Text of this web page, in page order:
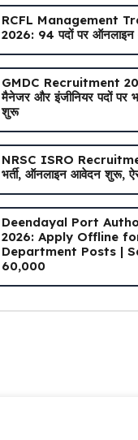
RCFL Management
2026: 94 पदों पर
GMDC Recruitment
मैनेजर और इंजीनियर पदों पर
शुरू
NRSC ISRO
भर्ती, ऑनलाइन आवेदन शुरू,
Deendayal Port
2026: Apply Offline
Department Posts |
₹60,000